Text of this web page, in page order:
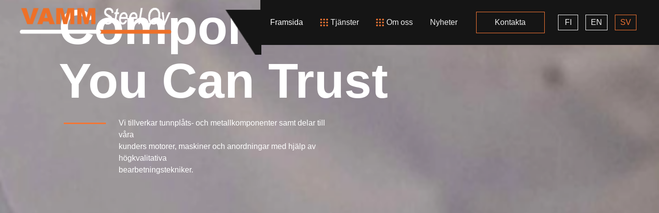
Framsida Tjänster Om oss Nyheter Kontakta FI EN SV
Components
You Can Trust
Vi tillverkar tunnplåts- och metallkomponenter samt delar till
våra
kunders motorer, maskiner och anordningar med hjälp av
högkvalitativa
bearbetningstekniker.